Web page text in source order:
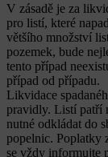
V zásadě je za
pro listí, které
většího množství
pozemek, bude
tento případ
případ od případu.
Likvidace
pravidly. Listí patří
nutné odkládat do
popelnic. Poplatky
se vždy informujte